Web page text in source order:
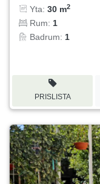
Yta: 30 m2
Rum: 1
Badrum: 1
PRISLISTA